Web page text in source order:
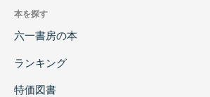
本を探す
六一書房の本
ランキング
特価図書